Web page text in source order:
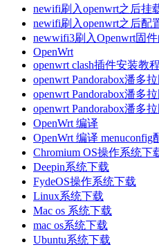
newifi刷入openwrt之后挂
newifi刷入openwrt之后配
newwifi3刷入Openwrt固
OpenWrt
openwrt clash插件安装教程
openwrt Pandorabox潘多
openwrt Pandorabox潘多
openwrt Pandorabox潘多
OpenWrt 编译
OpenWrt 编译 menuconfig
Chromium OS操作系统下
Deepin系统下载
FydeOS操作系统下载
Linux系统下载
Mac os 系统下载
mac os系统下载
Ubuntu系统下载